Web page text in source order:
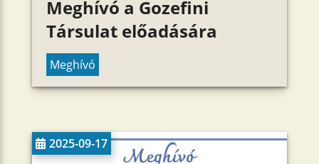
Meghívó a Gozefini
Társulat előadására
Meghívó
2025-09-17